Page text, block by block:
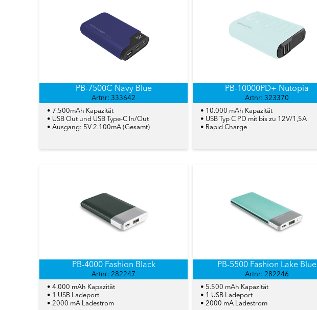
PB-5500 Fashion Lake Blue
Artnr: 282246
• 5.500 mAh Kapazität
• 1 USB Ladeport
• 2000 mA Ladestrom
PB-4000 Fashion Black
Artnr: 282247
• 4.000 mAh Kapazität
• 1 USB Ladeport
• 2000 mA Ladestrom
PB-10000PD+ Nutopia
Artnr: 323370
• 10.000 mAh Kapazität
• USB Typ C PD mit bis zu 12V/1,5A
• Rapid Charge
PB-7500C Navy Blue
Artnr: 333642
• 7.500mAh Kapazität
• USB Out und USB Type-C In/Out
• Ausgang: 5V 2.100mA (Gesamt)